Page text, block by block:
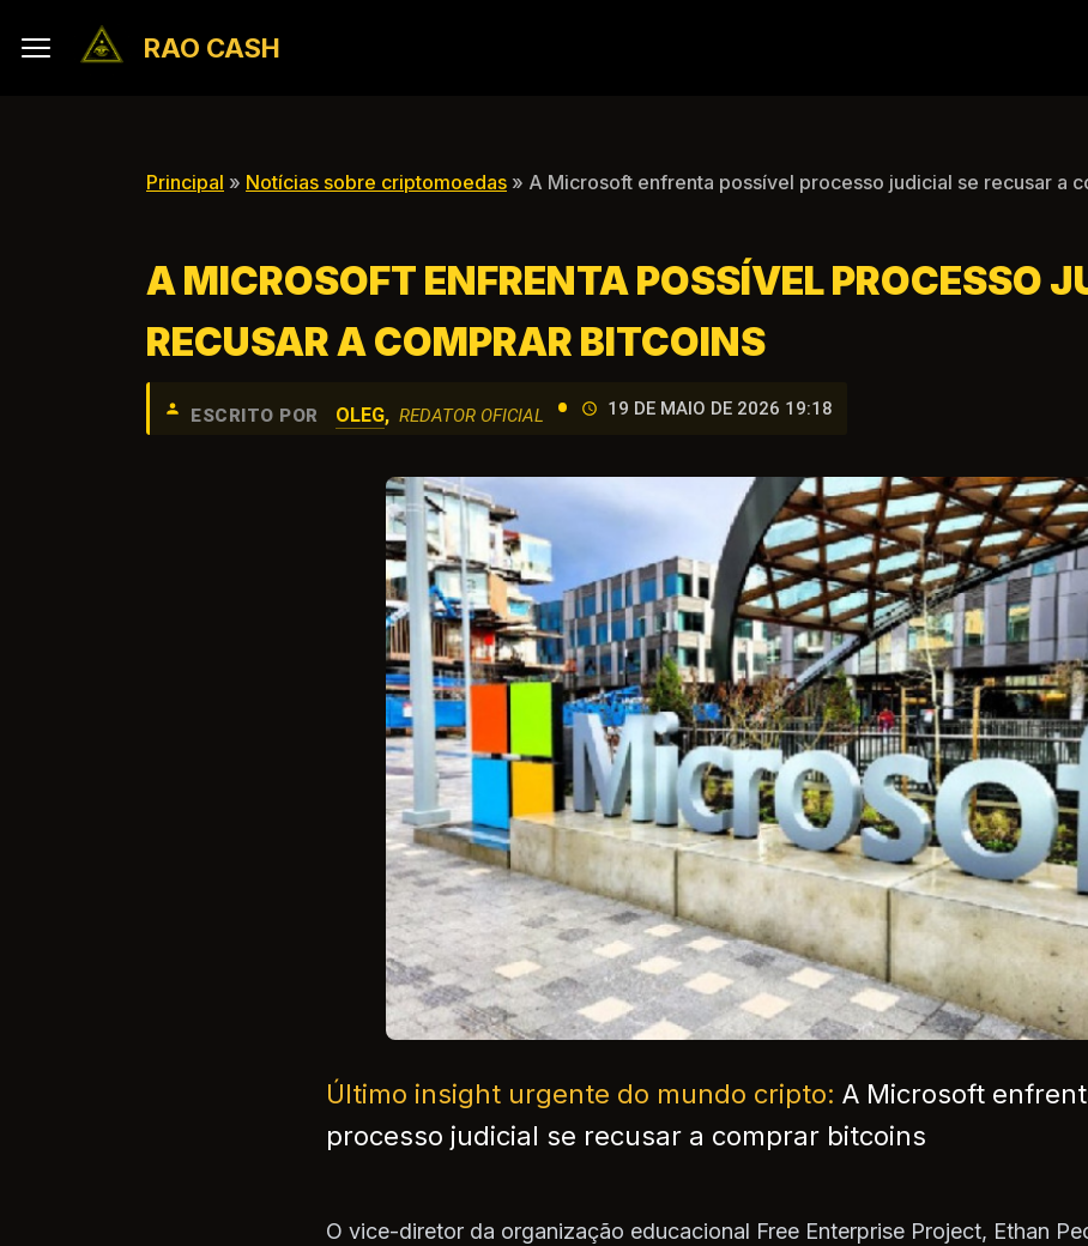
RAO CASH
Principal » Notícias sobre criptomoedas » A Microsoft enfrenta possível processo judicial se recusar a
A MICROSOFT ENFRENTA POSSÍVEL PROCESSO
RECUSAR A COMPRAR BITCOINS
ESCRITO POR OLEG, REDATOR OFICIAL • 19 DE MAIO DE 2026 19:18
Último insight urgente do mundo cripto: A Microsoft
processo judicial se recusar a comprar bitcoins
O vice-diretor da organização educacional Free Enterprise Project, Ethan